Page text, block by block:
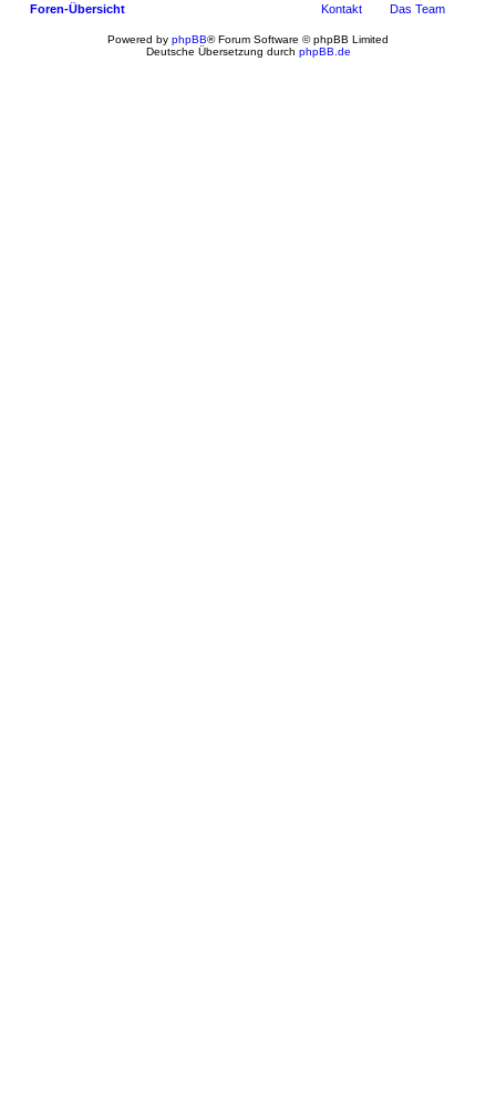
Foren-Übersicht Das Team
Kontakt
Powered by phpBB® Forum Software © phpBB Limited
Deutsche Übersetzung durch phpBB.de